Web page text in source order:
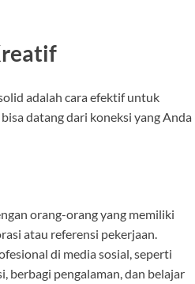
adalah cara efektif untuk
datang dari koneksi yang Anda
orang-orang yang memiliki
atau referensi pekerjaan.
di media sosial, seperti
berbagi pengalaman, dan belajar